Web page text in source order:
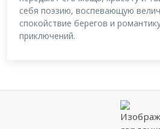
себя поэзию, воспевающую
спокойствие берегов и
приключений.